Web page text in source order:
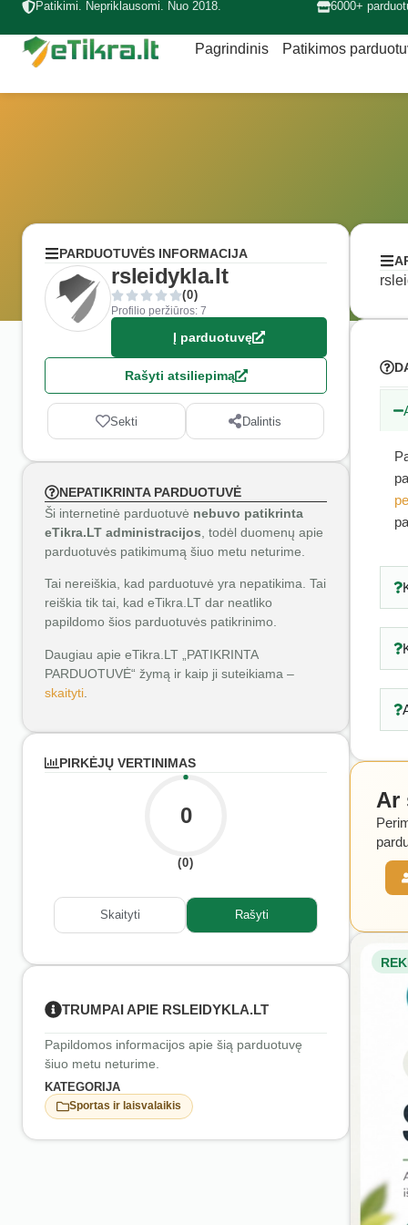
Patikimi. Nepriklausomi. Nuo 2018. 6000+
Pagrindinis Patikimos
PARDUOTUVĖS INFORMACIJA
rsleidykla.lt
(0)
Profilio peržiūros: 7
Į parduotuvę
Rašyti atsiliepimą
Sekti Dalintis
NEPATIKRINTA PARDUOTUVĖ
Ši internetinė parduotuvė nebuvo patikrinta
eTikra.LT administracijos , todėl duomenų apie
parduotuvės patikimumą šiuo metu neturime.
Tai nereiškia, kad parduotuvė yra nepatikima. Tai
reiškia tik tai, kad eTikra.LT dar neatliko
papildomo šios parduotuvės patikrinimo.
Daugiau apie eTikra.LT „PATIKRINTA
PARDUOTUVĖ“ žymą ir kaip ji suteikiama –
skaityti
PIRKĖJŲ VERTINIMAS
0
(0)
Skaityti Rašyti
TRUMPAI APIE RSLEIDYKLA.LT
Papildomos informacijos apie šią parduotuvę
šiuo metu neturime.
KATEGORIJA
Sportas ir laisvalaikis
Ar